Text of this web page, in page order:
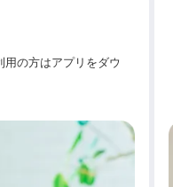
の方はアプリをダウ